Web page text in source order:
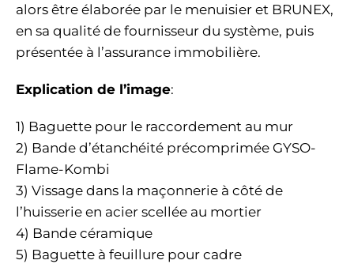
alors être élaborée par le menuisier et BRUNEX,
en sa qualité de fournisseur du système, puis
présentée à l’assurance immobilière.
Explication de l’image:
1) Baguette pour le raccordement au mur
2) Bande d’étanchéité précomprimée GYSO-
Flame-Kombi
3) Vissage dans la maçonnerie à côté de
l’huisserie en acier scellée au mortier
4) Bande céramique
5) Baguette à feuillure pour cadre